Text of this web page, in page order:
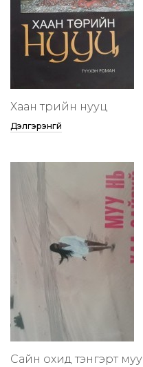
Хаан төрийн нууц
Дэлгэрэнгүй
Сайн охид тэнгэрт муу